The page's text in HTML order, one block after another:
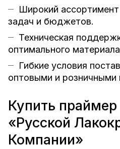
Широкий
задач и бюджетов.
Техническая
оптимального
Гибкие условия
оптовыми и розничными
Купить
«Русской
Компании»